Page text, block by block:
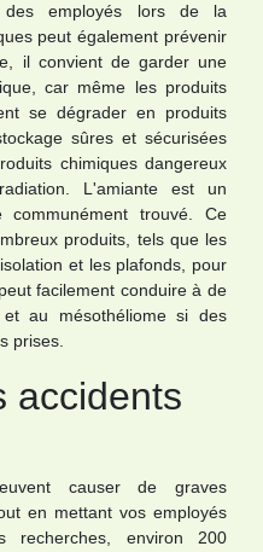
des employés lors de la
peut également prévenir
il convient de garder une
car même les produits
se dégrader en produits
sûres et sécurisées
chimiques dangereux
L'amiante est un
trouvé. Ce
produits, tels que les
et les plafonds, pour
facilement conduire à de
et au mésothéliome si des
prises.
accidents
causer de graves
en mettant vos employés
recherches, environ 200